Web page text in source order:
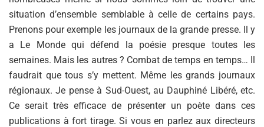
situation d’ensemble semblable à celle de certains pays.
Prenons pour exemple les journaux de la grande presse. Il y
a Le Monde qui défend la poésie presque toutes les
semaines. Mais les autres ? Combat de temps en temps… Il
faudrait que tous s’y mettent. Même les grands journaux
régionaux. Je pense à Sud-Ouest, au Dauphiné Libéré, etc.
Ce serait très efficace de présenter un poète dans ces
publications à fort tirage. Si vous en parlez aux directeurs